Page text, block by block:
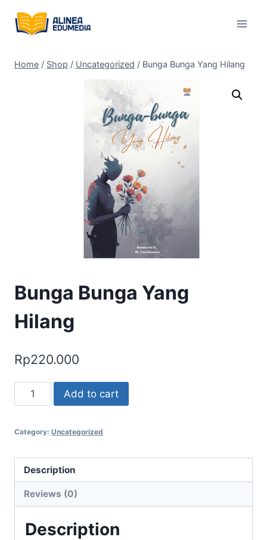
content
Home / Shop / Uncategorized / Bunga Bunga Yang Hilang
Bunga Bunga Yang
Hilang
Rp220.000
Bunga
Bunga
Hilang
Add to cart
Category: Uncategorized
Description
Reviews (0)
Description